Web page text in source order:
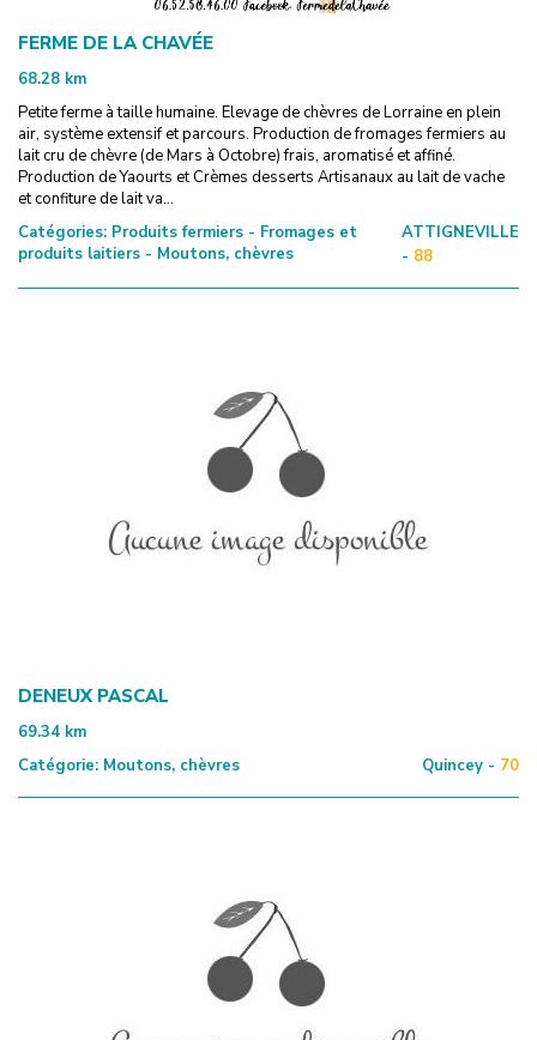
FERME DE LA CHAVÉE
68.28 km
Petite ferme à taille humaine. Elevage de chèvres de Lorraine en plein
air, système extensif et parcours. Production de fromages fermiers au
lait cru de chèvre (de Mars à Octobre) frais, aromatisé et affiné.
Production de Yaourts et Crèmes desserts Artisanaux au lait de vache
et confiture de lait va...
Catégories: Produits fermiers - Fromages et
produits laitiers - Moutons, chèvres
ATTIGNEVILLE
- 88
DENEUX PASCAL
69.34 km
Catégorie: Moutons, chèvres Quincey - 70